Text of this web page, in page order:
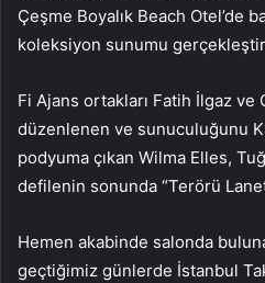
Çeşme Boyalık Beach Otel’de
koleksiyon sunumu
Fi Ajans ortakları Fatih İlgaz
düzenlenen ve sunuculuğunu
podyuma çıkan Wilma Elles,
defilenin sonunda “Terörü
Hemen akabinde salonda
geçtiğimiz günlerde İstanbul